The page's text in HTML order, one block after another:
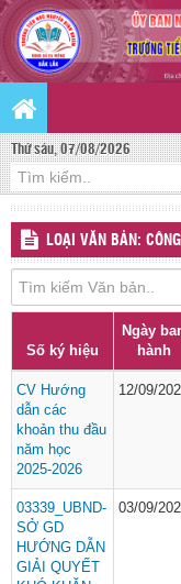
Thứ sáu, 07/08/2026
LOẠI VĂN BẢN:
Số ký hiệu
Ngày
hành
CV Hướng
dẫn các
khoản thu đầu
năm học
2025-2026
12/09/
03339_UBND-
SỞ GD
HƯỚNG DẪN
GIẢI QUYẾT
03/09/